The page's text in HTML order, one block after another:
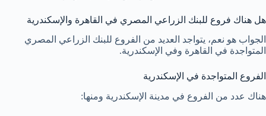
هل هناك فروع للبنك الزراعي المصري في القاهرة والإسكندرية
الجواب هو نعم، يتواجد العديد من الفروع للبنك الزراعي المصري
المتواجدة في القاهرة وفي الإسكندرية.
الفروع المتواجدة في الإسكندرية
هناك عدد من الفروع في مدينة الإسكندرية ومنها: